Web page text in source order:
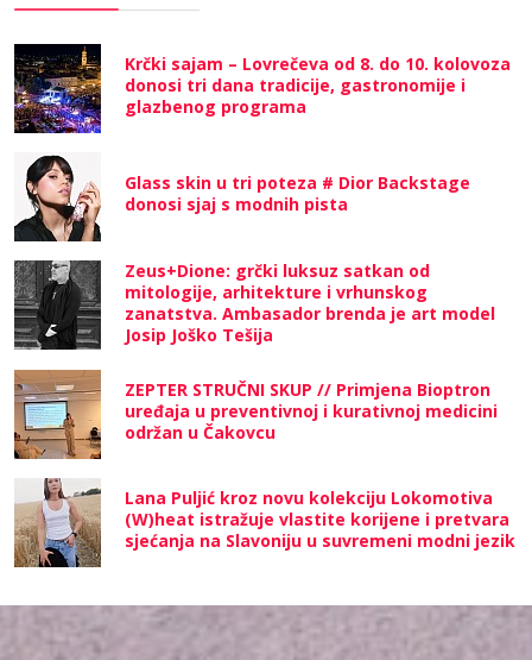
Krčki sajam – Lovrečeva od 8. do 10. kolovoza
donosi tri dana tradicije, gastronomije i
glazbenog programa
Glass skin u tri poteza # Dior Backstage
donosi sjaj s modnih pista
Zeus+Dione: grčki luksuz satkan od
mitologije, arhitekture i vrhunskog
zanatstva. Ambasador brenda je art model
Josip Joško Tešija
ZEPTER STRUČNI SKUP // Primjena Bioptron
uređaja u preventivnoj i kurativnoj medicini
održan u Čakovcu
Lana Puljić kroz novu kolekciju Lokomotiva
(W)heat istražuje vlastite korijene i pretvara
sjećanja na Slavoniju u suvremeni modni jezik